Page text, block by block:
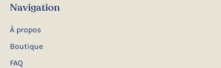
Navigation
À propos
Boutique
FAQ